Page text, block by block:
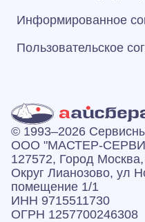
Информированное
Пользовательское
© 1993–2026
ООО "МАСТЕР-
127572, Город
Округ Лианозово, ул
помещение 1/1
ИНН 9715511730
ОГРН 1257700246308